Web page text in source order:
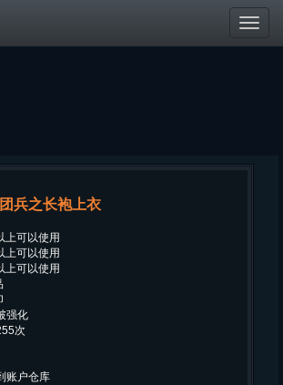
兵之长袍上衣
上可以使用
上可以使用
上可以使用
强化
次
账户仓库